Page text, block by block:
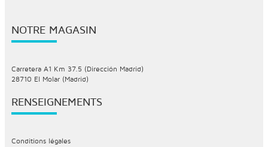
NOTRE MAGASIN
Carretera A1 Km 37.5 (Dirección Madrid)
28710 El Molar (Madrid)
RENSEIGNEMENTS
Conditions légales